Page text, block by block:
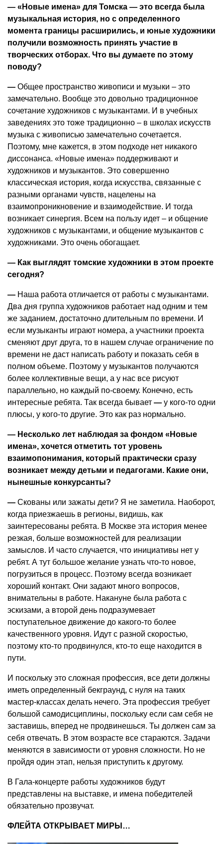
— «Новые имена» для Томска — это всегда была
музыкальная история, но с определенного
момента границы расширились, и юные художники
получили возможность принять участие в
творческих отборах. Что вы думаете по этому
поводу?
— Общее пространство живописи и музыки – это
замечательно. Вообще это довольно традиционное
сочетание художников с музыкантами. И в учебных
заведениях это тоже традиционно – в школах искусств
музыка с живописью замечательно сочетается.
Поэтому, мне кажется, в этом подходе нет никакого
диссонанса. «Новые имена» поддерживают и
художников и музыкантов. Это совершенно
классическая история, когда искусства, связанные с
разными органами чувств, нацелены на
взаимопроникновение и взаимодействие. И тогда
возникает синергия. Всем на пользу идет – и общение
художников с музыкантами, и общение музыкантов с
художниками. Это очень обогащает.
— Как выглядят томские художники в этом проекте
сегодня?
— Наша работа отличается от работы с музыкантами.
Два дня группа художников работает над одним и тем
же заданием, достаточно длительным по времени. И
если музыканты играют номера, а участники проекта
сменяют друг друга, то в нашем случае ограничение по
времени не даст написать работу и показать себя в
полном объеме. Поэтому у музыкантов получаются
более коллективные вещи, а у нас все рисуют
параллельно, но каждый по-своему. Конечно, есть
интересные ребята. Так всегда бывает — у кого-то одни
плюсы, у кого-то другие. Это как раз нормально.
— Несколько лет наблюдая за фондом «Новые
имена», хочется отметить тот уровень
взаимопонимания, который практически сразу
возникает между детьми и педагогами. Какие они,
нынешные конкурсанты?
— Скованы или зажаты дети? Я не заметила. Наоборот,
когда приезжаешь в регионы, видишь, как
заинтересованы ребята. В Москве эта история менее
резкая, больше возможностей для реализации
замыслов. И часто случается, что инициативы нет у
ребят. А тут большое желание узнать что-то новое,
погрузиться в процесс. Поэтому всегда возникает
хороший контакт. Они задают много вопросов,
внимательны в работе. Накануне была работа с
эскизами, а второй день подразумевает
поступательное движение до какого-то более
качественного уровня. Идут с разной скоростью,
поэтому кто-то продвинулся, кто-то еще находится в
пути.
И поскольку это сложная профессия, все дети должны
иметь определенный бекграунд, с нуля на таких
мастер-классах делать нечего. Эта профессия требует
большой самодисциплины, поскольку если сам себя не
заставишь, вперед не продвинешься. Ты должен сам за
себя отвечать. В этом возрасте все стараются. Задачи
меняются в зависимости от уровня сложности. Но не
пройдя один этап, нельзя приступить к другому.
В Гала-концерте работы художников будут
представлены на выставке, и имена победителей
обязательно прозвучат.
ФЛЕЙТА ОТКРЫВАЕТ МИРЫ…